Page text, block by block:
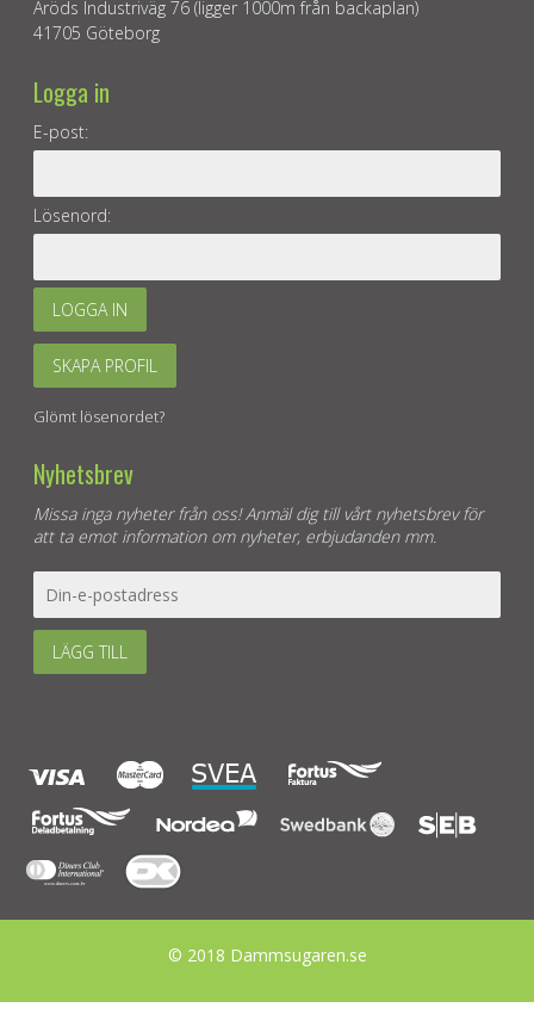
Aröds Industriväg 76 (ligger 1000m från backaplan)
41705 Göteborg
Logga in
E-post:
Lösenord:
LOGGA IN
SKAPA PROFIL
Glömt lösenordet?
Nyhetsbrev
Missa inga nyheter från oss! Anmäl dig till vårt nyhetsbrev för
att ta emot information om nyheter, erbjudanden mm.
LÄGG TILL
© 2018 Dammsugaren.se